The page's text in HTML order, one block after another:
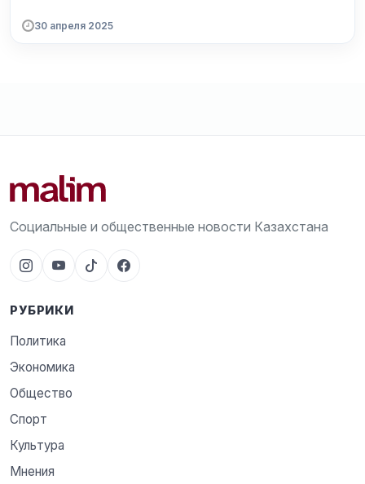
30 апреля 2025
Социальные и общественные новости Казахстана
РУБРИКИ
Политика
Экономика
Общество
Спорт
Культура
Мнения